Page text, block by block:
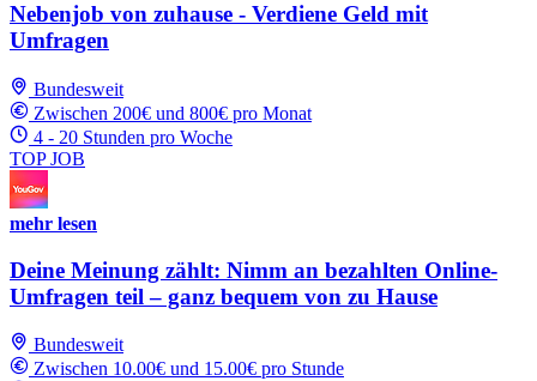
Nebenjob von zuhause - Verdiene Geld mit
Umfragen
Bundesweit
Zwischen 200€ und 800€ pro Monat
4 - 20 Stunden pro Woche
TOP JOB
mehr lesen
Deine Meinung zählt: Nimm an bezahlten Online-
Umfragen teil – ganz bequem von zu Hause
Bundesweit
Zwischen 10.00€ und 15.00€ pro Stunde